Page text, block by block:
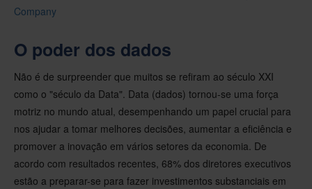
Company
O poder dos dados
Não é de surpreender que muitos se refiram ao século XXI
como o "século da Data". Data (dados) tornou-se uma força
motriz no mundo atual, desempenhando um papel crucial para
nos ajudar a tomar melhores decisões, aumentar a eficiência e
promover a inovação em vários setores da economia. De
acordo com resultados recentes, 68% dos diretores executivos
estão a preparar-se para fazer investimentos substanciais em